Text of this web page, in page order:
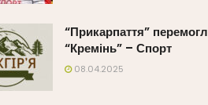
“Прикарпаття”
“Кремінь” – Спорт
08.04.2025